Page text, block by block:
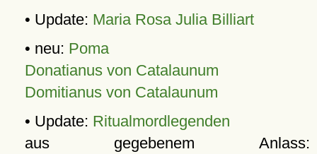
• Update: Maria Rosa Julia Billiart
• neu: Poma
Donatianus von Catalaunum
Domitianus von Catalaunum
• Update: Ritualmordlegenden
aus gegebenem Anlass: